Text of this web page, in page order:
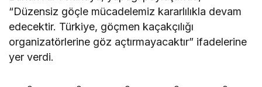
“Düzensiz göçle mücadelemiz kararlılıkla devam
edecektir. Türkiye, göçmen kaçakçılığı
organizatörlerine göz açtırmayacaktır” ifadelerine
yer verdi.